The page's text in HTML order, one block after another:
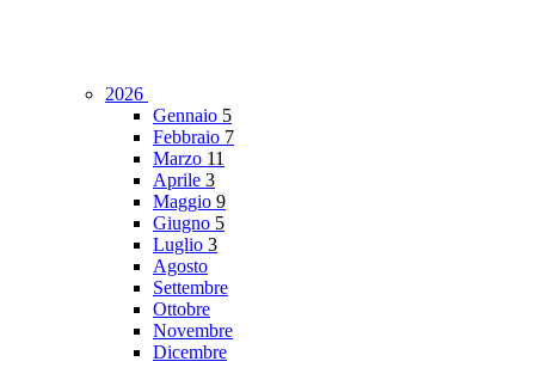
2026
Gennaio 5
Febbraio 7
Marzo 11
Aprile 3
Maggio 9
Giugno 5
Luglio 3
Agosto
Settembre
Ottobre
Novembre
Dicembre